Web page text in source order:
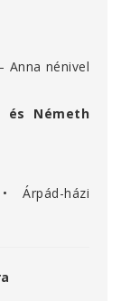
Anna nénivel
és Németh
Árpád-házi